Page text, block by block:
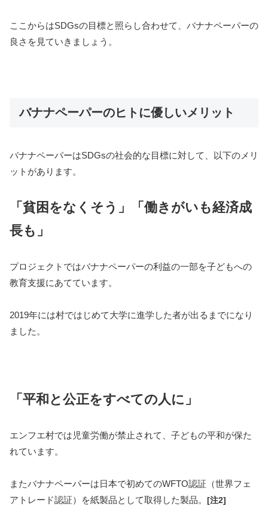
ここからはSDGsの目標と照らし合わせて、バナナペーパーの
良さを見ていきましょう。
バナナペーパーのヒトに優しいメリット
バナナペーパーはSDGsの社会的な目標に対して、以下のメリ
ットがあります。
「貧困をなくそう」「働きがいも経済成
長も」
プロジェクトではバナナペーパーの利益の一部を子どもへの
教育支援にあてています。
2019年には村ではじめて大学に進学した者が出るまでになり
ました。
「平和と公正をすべての人に」
エンフエ村では児童労働が禁止されて、子どもの平和が保た
れています。
またバナナペーパーは日本で初めてのWFTO認証（世界フェ
アトレード認証）を紙製品として取得した製品。 [注2]